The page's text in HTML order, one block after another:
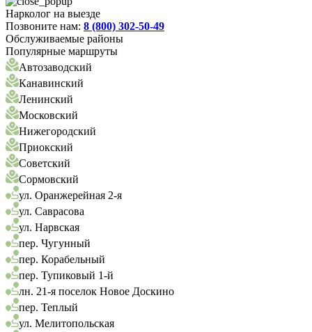
Нарколог на выезде
Позвоните нам: 8 (800) 302-50-49
Обслуживаемые районы
Популярные маршруты
Автозаводский
Канавинский
Ленинский
Московский
Нижегородский
Приокский
Советский
Сормовский
ул. Оранжерейная 2-я
ул. Саврасова
ул. Нарвская
пер. Чугунный
пер. Корабельный
пер. Тупиковый 1-й
лн. 21-я поселок Новое Доскино
пер. Теплый
ул. Мелитопольская